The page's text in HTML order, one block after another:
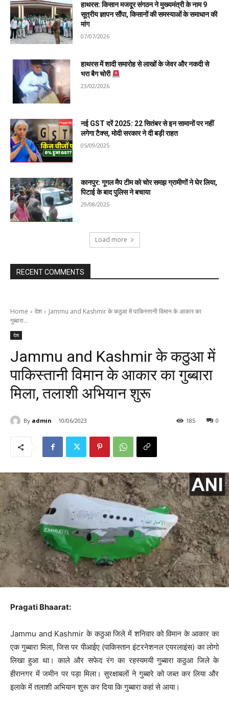
हाथरस: किसान मजदूर संगठन ने मुख्यमंत्री के नाम 9
सूत्रीय ज्ञापन सौंपा, किसानों की समस्याओं के समाधान की
मांग
07/07/2026
हाथरस में शादी समारोह से लाखों के जेवर और नकदी से
भरा बैग चोरी
23/02/2026
नई GST दरें 2025: 22 सितंबर से इन सामानों पर नहीं
लगेगा टैक्स, मोदी सरकार ने दी बड़ी राहत
05/09/2025
कानपुर: गूगल मैप टीम को चोर समझ ग्रामीणों ने घेर लिया,
पिटाई के बाद पुलिस ने बचाया
29/08/2025
Load more
RECENT COMMENTS